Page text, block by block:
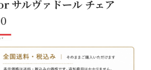
サルヴァドール チェア